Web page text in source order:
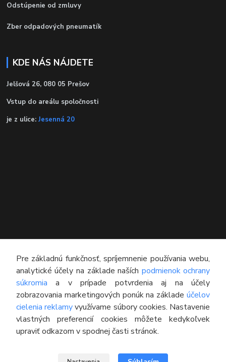
Odstúpenie od zmluvy
Zber odpadových pneumatík
KDE NÁS NÁJDETE
Jelšová 26, 080 05 Prešov
Vstup do areálu spoločnosti
je z ulice: Jesenná 20
KONTAKT
Technický poradca
0948 609 608
(Po-Pia, 8:00-16:30)
info@pneumatikyaprotektory.sk
Pre základnú funkčnosť, spríjemnenie používania webu,
analytické účely na základe naších podmienok ochrany
súkromia a v prípade potvrdenia aj na účely
zobrazovania marketingových ponúk na základeúčelov
cielenia reklamyvyužívame súbory cookies. Nastavenie
vlastných preferencií cookies môžete kedykoľvek
upraviť odkazom v spodnej časti stránok.